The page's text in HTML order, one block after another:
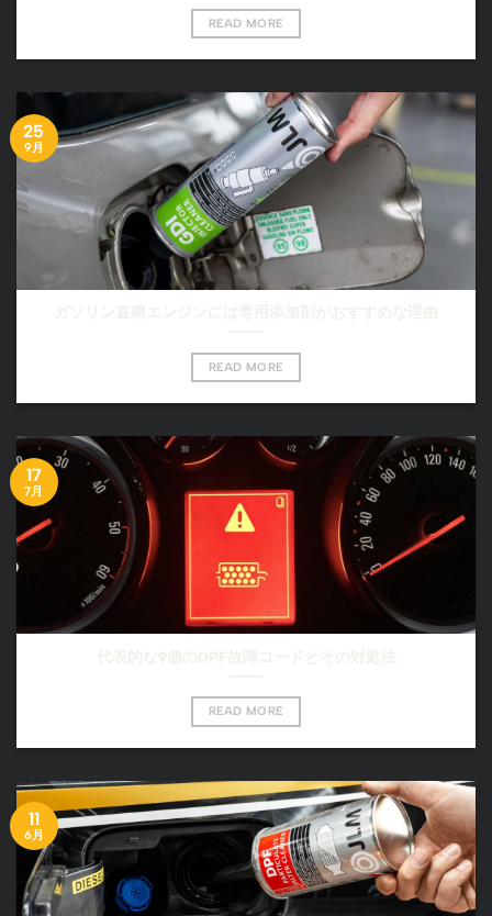
READ MORE
READ MORE
25
9月
READ MORE
17
7月
11
6月